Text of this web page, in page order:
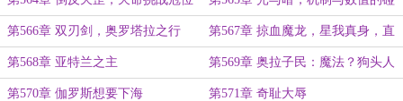
撞（高潮大章，求月票）
第566章 双刃剑，奥罗塔拉之行 第567章 掠血魔龙，星我真身，直
死之眼
第568章 亚特兰之主 第569章 奥拉子民：魔法？狗头人
都不学！
第570章 伽罗斯想要下海 第571章 奇耻大辱